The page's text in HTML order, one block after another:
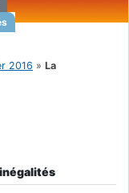
2016 » La